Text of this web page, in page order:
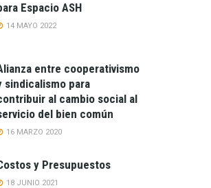
Espacio ASH
14 MAYO 2022
entre cooperativismo
sindicalismo para
al cambio social al
del bien común
16 MARZO 2020
y Presupuestos
18 JUNIO 2021